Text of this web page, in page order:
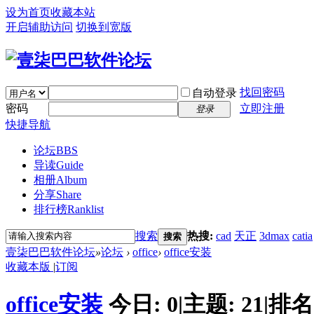
设为首页收藏本站
开启辅助访问 切换到宽版
自动登录 找回密码
密码
登录
立即注册
快捷导航
论坛BBS
导读Guide
相册Album
分享Share
排行榜Ranklist
搜索 搜索 热搜: cad 天正 3dmax catia
壹柒巴巴软件论坛»论坛 › office› office安装
收藏本版 |订阅
office安装 今日: 0|主题: 21|排